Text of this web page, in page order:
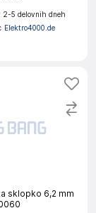
2-5 delovnih dneh
Elektro4000.de
sklopko 6,2 mm